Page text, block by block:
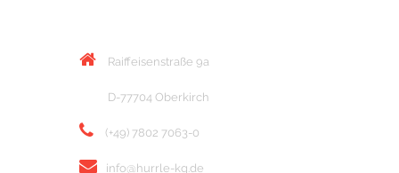
Raiffeisenstraße 9a
D-77704 Oberkirch
(+49) 7802 7063-0
info@hurrle-kg.de